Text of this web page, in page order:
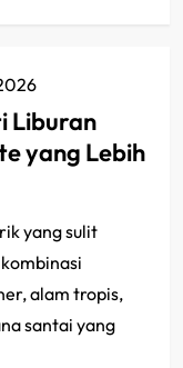
Liburan
yang Lebih
yang sulit
alam tropis,
santai yang